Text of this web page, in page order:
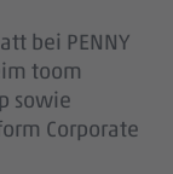
bei PENNY
toom
sowie
Corporate